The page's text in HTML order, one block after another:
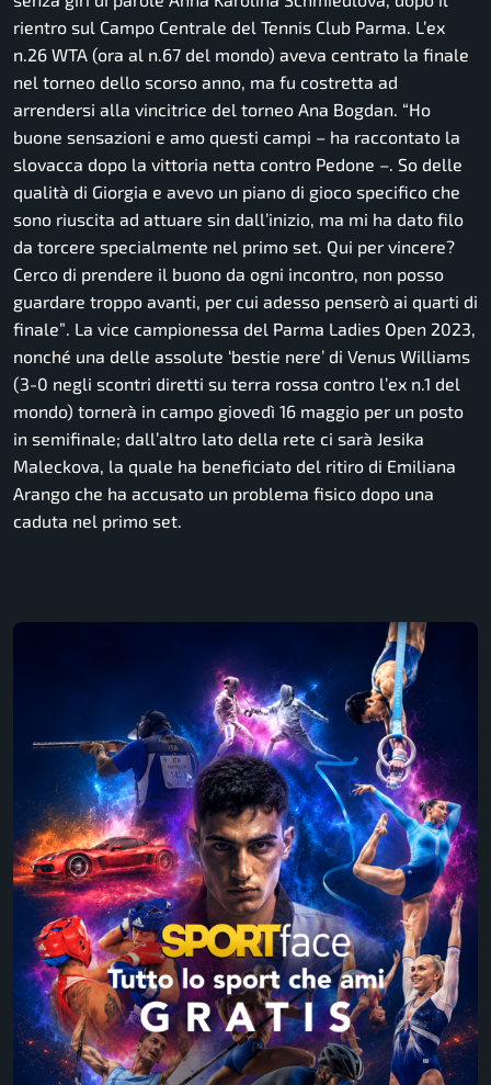
rientro sul Campo Centrale del Tennis Club Parma. L’ex
n.26 WTA (ora al n.67 del mondo) aveva centrato la finale
nel torneo dello scorso anno, ma fu costretta ad
arrendersi alla vincitrice del torneo Ana Bogdan. “Ho
buone sensazioni e amo questi campi – ha raccontato la
slovacca dopo la vittoria netta contro Pedone –. So delle
qualità di Giorgia e avevo un piano di gioco specifico che
sono riuscita ad attuare sin dall’inizio, ma mi ha dato filo
da torcere specialmente nel primo set. Qui per vincere?
Cerco di prendere il buono da ogni incontro, non posso
guardare troppo avanti, per cui adesso penserò ai quarti di
finale”. La vice campionessa del Parma Ladies Open 2023,
nonché una delle assolute ‘bestie nere’ di Venus Williams
(3-0 negli scontri diretti su terra rossa contro l’ex n.1 del
mondo) tornerà in campo giovedì 16 maggio per un posto
in semifinale; dall’altro lato della rete ci sarà Jesika
Maleckova, la quale ha beneficiato del ritiro di Emiliana
Arango che ha accusato un problema fisico dopo una
caduta nel primo set.